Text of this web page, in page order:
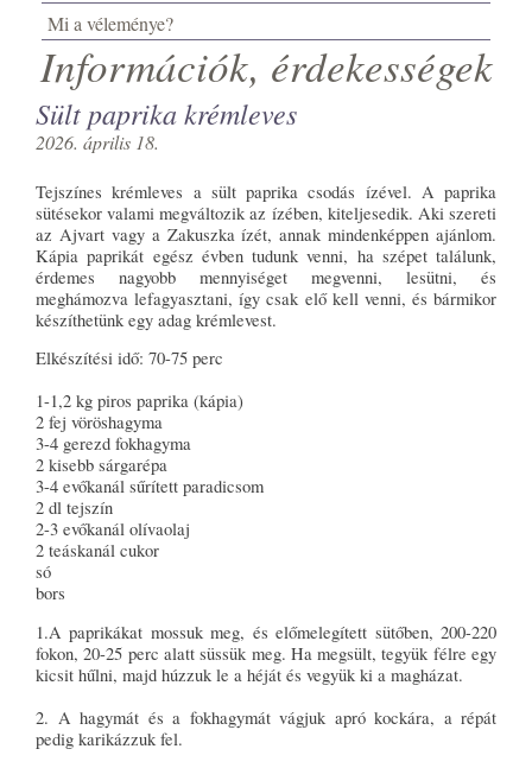
Mi a véleménye?
Információk, érdekességek
Sült paprika krémleves
2026. április 18.
Tejszínes krémleves a sült paprika csodás ízével. A paprika
sütésekor valami megváltozik az ízében, kiteljesedik. Aki szereti
az Ajvart vagy a Zakuszka ízét, annak mindenképpen ajánlom.
Kápia paprikát egész évben tudunk venni, ha szépet találunk,
érdemes nagyobb mennyiséget megvenni, lesütni, és
meghámozva lefagyasztani, így csak elő kell venni, és bármikor
készíthetünk egy adag krémlevest.
Elkészítési idő: 70-75 perc
1-1,2 kg piros paprika (kápia)
2 fej vöröshagyma
3-4 gerezd fokhagyma
2 kisebb sárgarépa
3-4 evőkanál sűrített paradicsom
2 dl tejszín
2-3 evőkanál olívaolaj
2 teáskanál cukor
só
bors
1.A paprikákat mossuk meg, és előmelegített sütőben, 200-220
fokon, 20-25 perc alatt süssük meg. Ha megsült, tegyük félre egy
kicsit hűlni, majd húzzuk le a héját és vegyük ki a magházat.
2. A hagymát és a fokhagymát vágjuk apró kockára, a répát
pedig karikázzuk fel.